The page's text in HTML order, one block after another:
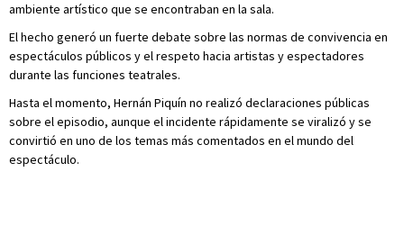
ambiente artístico que se encontraban en la sala.
El hecho generó un fuerte debate sobre las normas de convivencia en
espectáculos públicos y el respeto hacia artistas y espectadores
durante las funciones teatrales.
Hasta el momento, Hernán Piquín no realizó declaraciones públicas
sobre el episodio, aunque el incidente rápidamente se viralizó y se
convirtió en uno de los temas más comentados en el mundo del
espectáculo.